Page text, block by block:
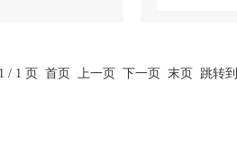
/ 1 页 首页 上一页 下一页 末页 跳转